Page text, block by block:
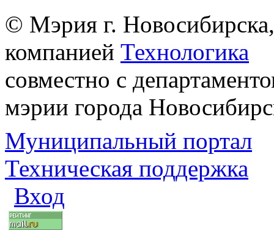
© Мэрия г.
компанией Технологика
совместно с
мэрии города
Муниципальный портал
Техническая поддержка
Вход